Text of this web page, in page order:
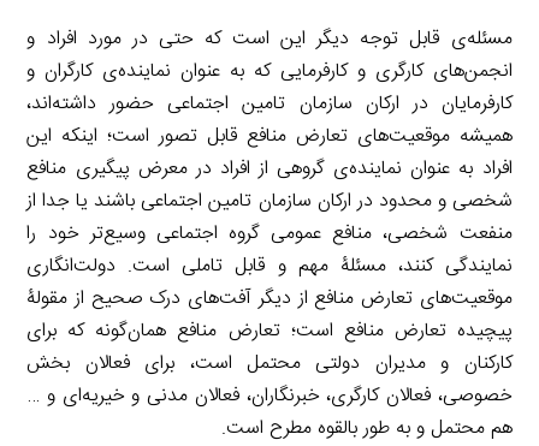
مسئله‌ی قابل توجه دیگر این است که حتی در مورد افراد و
انجمن‌های کارگری و کارفرمایی که به عنوان نماینده‌ی کارگران و
کارفرمایان در ارکان سازمان تامین اجتماعی حضور داشته‌اند،
همیشه موقعیت‌های تعارض منافع قابل تصور است؛ اینکه این
افراد به عنوان نماینده‌ی گروهی از افراد در معرض پیگیری منافع
شخصی و محدود در ارکان سازمان تامین اجتماعی باشند یا جدا از
منفعت شخصی، منافع عمومی گروه اجتماعی وسیع‌تر خود را
نمایندگی کنند، مسئلۀ مهم و قابل تاملی است. دولت‌انگاری
موقعیت‌های تعارض منافع از دیگر آفت‌های درک صحیح از مقولۀ
پیچیده تعارض منافع است؛ تعارض منافع همان‌گونه که برای
کارکنان و مدیران دولتی محتمل است، برای فعالان بخش
خصوصی، فعالان کارگری، خبرنگاران، فعالان مدنی و خیریه‌ای و …
هم محتمل و به طور بالقوه مطرح است.